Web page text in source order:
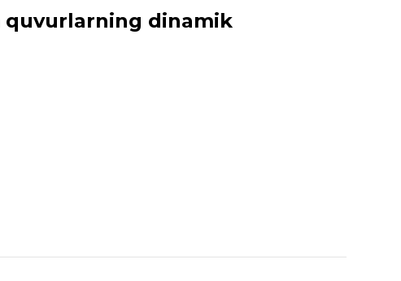
quvurlarning dinamik